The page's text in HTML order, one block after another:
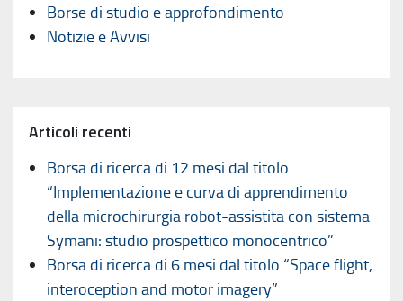
Borse di studio e approfondimento
Notizie e Avvisi
Articoli recenti
Borsa di ricerca di 12 mesi dal titolo
“Implementazione e curva di apprendimento
della microchirurgia robot-assistita con sistema
Symani: studio prospettico monocentrico”
Borsa di ricerca di 6 mesi dal titolo “Space flight,
interoception and motor imagery”